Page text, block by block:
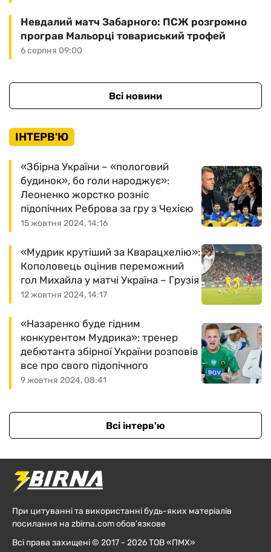
6 серпня 09:00
Невдалий матч Забарного: ПСЖ розгромно
програв Мальорці товариський трофей
Всі новини
ІНТЕРВ'Ю
15 жовтня 2024, 14:16
«Збірна України – «пологовий
будинок», бо голи народжує»:
Леоненко жорстко розніс
підопічних Реброва за гру з Чехією
12 жовтня 2024, 14:17
«Мудрик крутіший за Кварацхелію»:
Кополовець оцінив переможний
гол Михайла у матчі Україна – Грузія
9 жовтня 2024, 08:41
«Назаренко буде гідним
конкурентом Мудрика»: тренер
дебютанта збірної України розповів
все про свого підопічного
Всі інтерв'ю
При цитуванні та використанні будь-яких матеріалів
посилання на zbirna.com обов'язкове
Всі права захищені © 2017 - 2026 ТОВ «ПМХ»